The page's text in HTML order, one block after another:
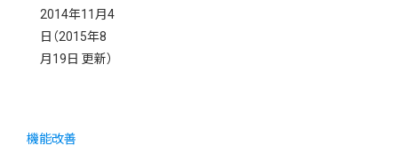
2014年11月4
日 （2015年8
月19日 更新）
機能改善